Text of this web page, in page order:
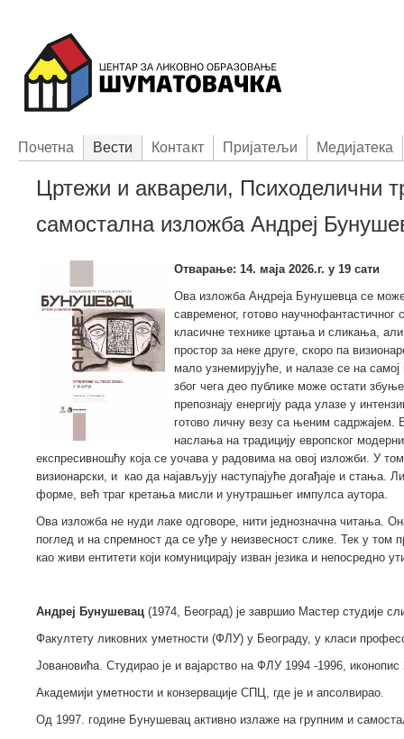
Пoчетна Вести Контакт Приjатељи Медијатека
Цртежи и акварели, Психоделични
самостална изложба Андреј
Отварање: 14. маја 2026.г. у 19 сати
Ова изложба Андреја Бунушевца се
савременог, готово
класичне технике цртања и сликања,
простор за неке друге, скоро па
мало узнемирујуће, и налазе се на
због чега део публике може остати
препознају енергију рада улазе у
готово личну везу са њеним садржајем.
наслања на традицију европског
експресивношћу која се уочава у радовима на овој изложби. У
визионарски, и као да најављују наступајуће догађаје и стања.
форме, већ траг кретања мисли и унутрашњег импулса аутора.
Ова изложба не нуди лаке одговоре, нити једнозначна читања.
поглед и на спремност да се уђе у неизвесност слике. Тек у том
као живи ентитети који комуницирају изван језика и непосредно
Андреј Бунушевац (1974, Београд) је завршио Мастер студије
Факултету ликовних уметности (ФЛУ) у Београду, у класи
Јовановића. Студирао је и вајарство на ФЛУ 1994 -1996,
Академији уметности и конзервације СПЦ, где је и апсолвирао.
Од 1997. године Бунушевац активно излаже на групним и